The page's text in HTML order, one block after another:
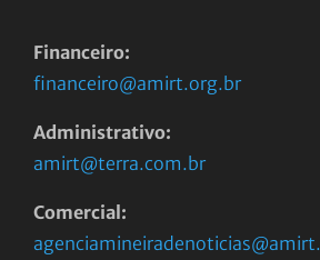
Financeiro:
financeiro@amirt.org.br
Administrativo:
amirt@terra.com.br
Comercial: